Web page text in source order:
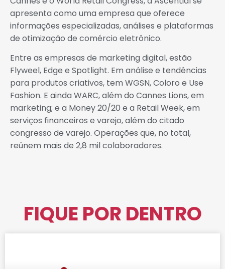
apresenta como uma empresa que oferece
informações especializadas, análises e plataformas
de otimização de comércio eletrônico.
Entre as empresas de marketing digital, estão
Flyweel, Edge e Spotlight. Em análise e tendências
para produtos criativos, tem WGSN, Coloro e Use
Fashion. E ainda WARC, além do Cannes Lions, em
marketing; e a Money 20/20 e a Retail Week, em
serviços financeiros e varejo, além do citado
congresso de varejo. Operações que, no total,
reúnem mais de 2,8 mil colaboradores.
FIQUE POR DENTRO